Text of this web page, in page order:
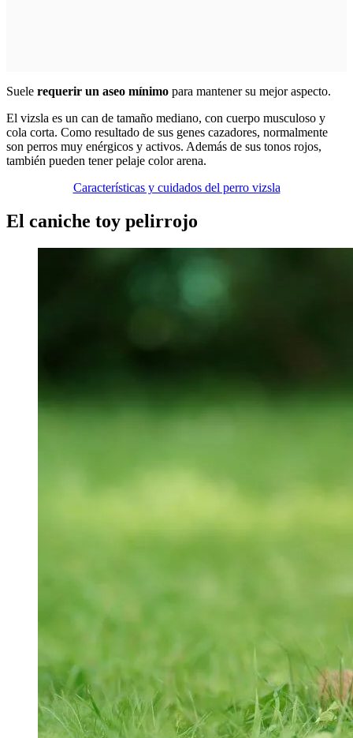
Suele requerir un aseo mínimo para mantener su mejor aspecto.
El vizsla es un can de tamaño mediano, con cuerpo musculoso y
cola corta. Como resultado de sus genes cazadores, normalmente
son perros muy enérgicos y activos. Además de sus tonos rojos,
también pueden tener pelaje color arena.
Características y cuidados del perro vizsla
El caniche toy pelirrojo